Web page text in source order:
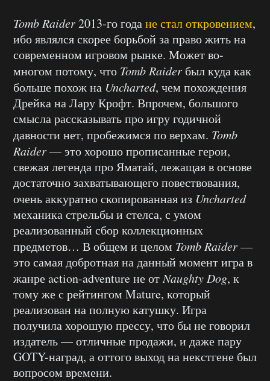
Tomb Raider2013-го годане стал откровением,
ибо являлся скорее борьбой за право жить на
современном игровом рынке. Может во-
многом потому, что Tomb Raider был куда как
больше похож на Uncharted, чем похождения
Дрейка на Лару Крофт. Впрочем, большого
смысла рассказывать про игру годичной
давности нет, пробежимся по верхам. Tomb
Raider— это хорошо прописанные герои,
свежая легенда про Яматай, лежащая в основе
достаточно захватывающего повествования,
очень аккуратно скопированная из Uncharted
механика стрельбы и стелса, с умом
реализованный сбор коллекционных
предметов… В общем и целом Tomb Raider—
это самая добротная на данный момент игра в
жанре action-adventure не от Naughty Dog, к
тому же с рейтингом Mature, который
реализован на полную катушку. Игра
получила хорошую прессу, что бы не говорил
издатель — отличные продажи, и даже пару
GOTY-наград, а оттого выход на некстгене был
вопросом времени.